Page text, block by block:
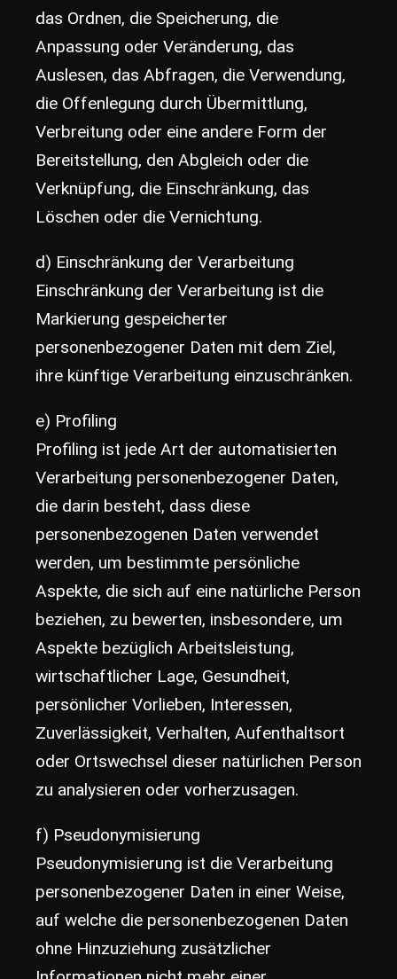
das Ordnen, die Speicherung, die
Anpassung oder Veränderung, das
Auslesen, das Abfragen, die Verwendung,
die Offenlegung durch Übermittlung,
Verbreitung oder eine andere Form der
Bereitstellung, den Abgleich oder die
Verknüpfung, die Einschränkung, das
Löschen oder die Vernichtung.
d) Einschränkung der Verarbeitung
Einschränkung der Verarbeitung ist die
Markierung gespeicherter
personenbezogener Daten mit dem Ziel,
ihre künftige Verarbeitung einzuschränken.
e) Profiling
Profiling ist jede Art der automatisierten
Verarbeitung personenbezogener Daten,
die darin besteht, dass diese
personenbezogenen Daten verwendet
werden, um bestimmte persönliche
Aspekte, die sich auf eine natürliche Person
beziehen, zu bewerten, insbesondere, um
Aspekte bezüglich Arbeitsleistung,
wirtschaftlicher Lage, Gesundheit,
persönlicher Vorlieben, Interessen,
Zuverlässigkeit, Verhalten, Aufenthaltsort
oder Ortswechsel dieser natürlichen Person
zu analysieren oder vorherzusagen.
f) Pseudonymisierung
Pseudonymisierung ist die Verarbeitung
personenbezogener Daten in einer Weise,
auf welche die personenbezogenen Daten
ohne Hinzuziehung zusätzlicher